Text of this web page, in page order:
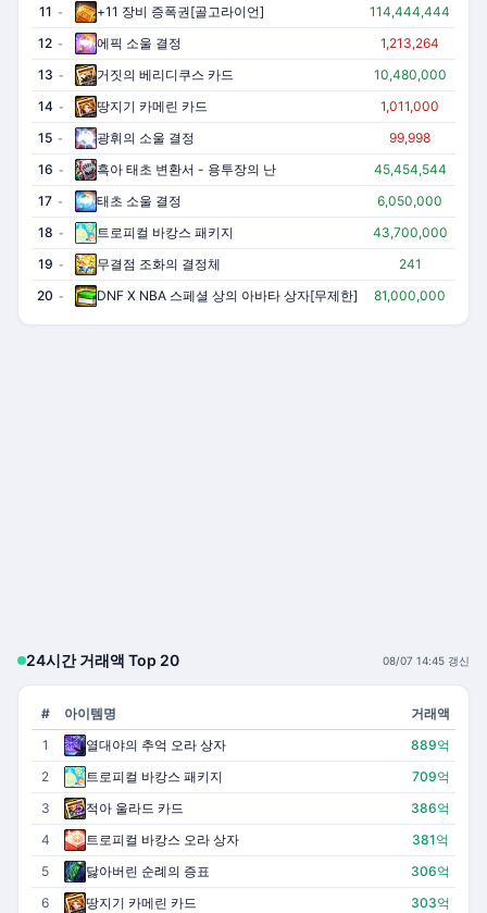
11 - +11 장비 증폭권[골고라이언]
114,444,444
12 - 에픽 소울 결정
1,213,264
13 - 거짓의 베리디쿠스 카드
10,480,000
14 - 땅지기 카메린 카드
1,011,000
15 - 광휘의 소울 결정
99,998
16 - 흑아 태초 변환서 - 용투장의 난
45,454,544
17 - 태초 소울 결정
6,050,000
18 - 트로피컬 바캉스 패키지
43,700,000
19 - 무결점 조화의 결정체
241
20 - DNF X NBA 스페셜 상의 아바타 상자[무제한] 81,000,000
24시간 거래액 Top 20 08/07 14:45 갱신
# 아이템명
거래액
1
열대야의 추억 오라 상자
889억
2
트로피컬 바캉스 패키지
709억
3
적아 울라드 카드
386억
4
트로피컬 바캉스 오라 상자
381억
5
닳아버린 순례의 증표
306억
6
땅지기 카메린 카드 303억